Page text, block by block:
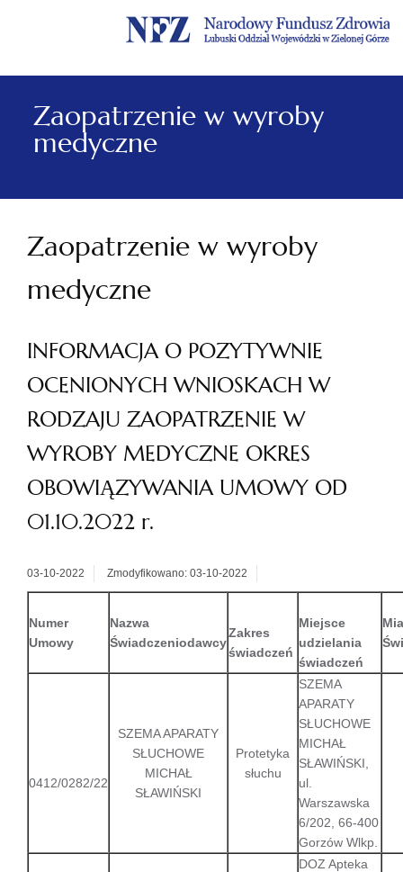
Menu
główne
Menu
lewe
Treść
główna
Szukaj
w
serwisie
Stopka
Zaopatrzenie w wyroby
medyczne
Zaopatrzenie w wyroby
medyczne
INFORMACJA O POZYTYWNIE
OCENIONYCH WNIOSKACH W
RODZAJU ZAOPATRZENIE W
WYROBY MEDYCZNE OKRES
OBOWIĄZYWANIA UMOWY OD
01.10.2022 r.
03-10-2022 Zmodyfikowano: 03-10-2022
Numer
Umowy
Nazwa
Świadczeniodawcy
Zakres
świadczeń
Miejsce
udzielania
świadczeń
0412/0282/22
SZEMA APARATY
SŁUCHOWE
MICHAŁ
SŁAWIŃSKI
Protetyka
słuchu
SZEMA
APARATY
SŁUCHOWE
MICHAŁ
SŁAWIŃSKI,
ul.
Warszawska
6/202, 66-400
Gorzów Wlkp.
DOZ Apteka